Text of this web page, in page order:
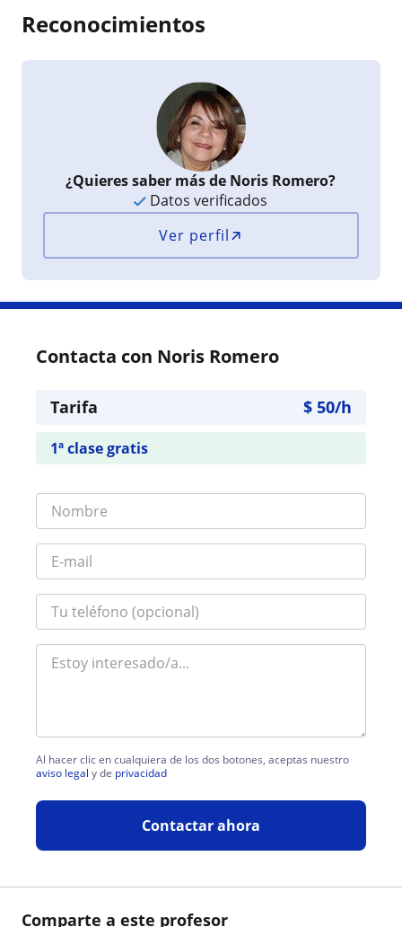
Comparte a este profesor
Reconocimientos
¿Quieres saber más de Noris Romero?
Datos verificados
Ver perfil
Contacta con Noris Romero
Tarifa $ 50/h
1ª clase gratis
Al hacer clic en cualquiera de los dos botones, aceptas nuestro
aviso legal y de privacidad
Contactar ahora